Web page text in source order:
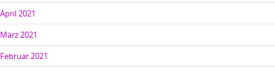
April 2021
März 2021
Februar 2021